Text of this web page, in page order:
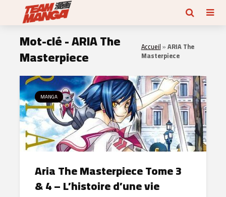
Mot-clé - ARIA The
Masterpiece Accueil»ARIA The
Masterpiece
MANGA
Aria The Masterpiece Tome 3
& 4 – L’histoire d’une vie